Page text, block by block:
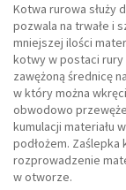
Kotwa rurowa służy
pozwala na trwałe i
mniejszej ilości
kotwy w postaci rury
zawężoną średnicę
w który można
obwodowo
kumulacji materiału
podłożem.
rozprowadzenie
w otworze.